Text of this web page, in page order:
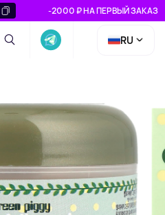
-2000 ₽ НА ПЕРВЫЙ ЗАКАЗ
RU